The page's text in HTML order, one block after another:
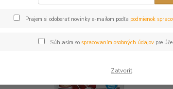
Prajem si odoberať novinky e-mailom podľa podmienok
Súhlasím so spracovaním osobných údajov pre
Zatvoriť